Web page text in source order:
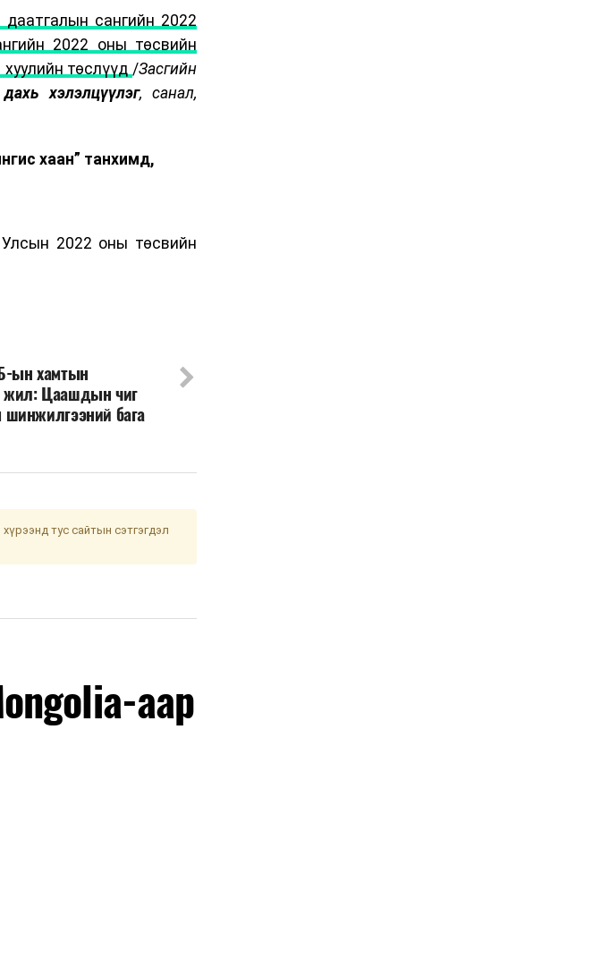
сангийн 2022
2022 оны төсвийн
төслүүд /Засгийн
хэлэлцүүлэг, санал,
хаан” танхимд,
2022 оны төсвийн
ын хамтын
жил: Цаашдын чиг
шинжилгээний бага
тус сайтын сэтгэгдэл
аар